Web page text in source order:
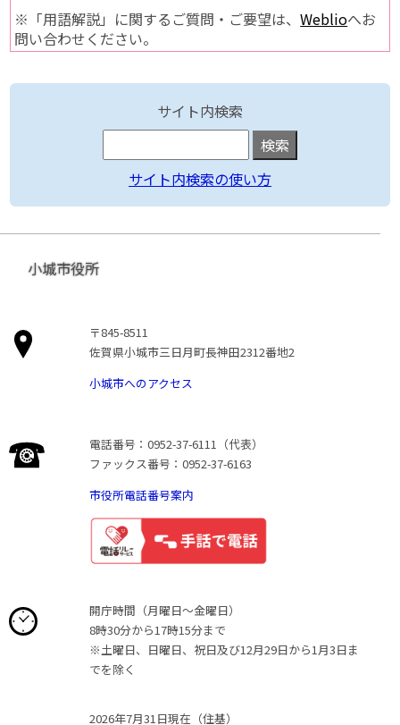
※「用語解説」に関するご質問・ご要望は、Weblioへお
問い合わせください。
サイト内検索
サイト内検索の使い方
小城市役所
〒845-8511
佐賀県小城市三日月町長神田2312番地2
小城市へのアクセス
電話番号：0952-37-6111（代表）
ファックス番号：0952-37-6163
市役所電話番号案内
開庁時間（月曜日〜金曜日）
8時30分から17時15分まで
※土曜日、日曜日、祝日及び12月29日から1月3日ま
でを除く
2026年7月31日現在（住基）